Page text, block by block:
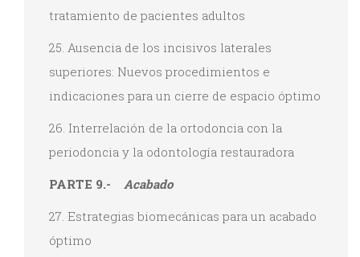
tratamiento de pacientes adultos
25. Ausencia de los incisivos laterales
superiores: Nuevos procedimientos e
indicaciones para un cierre de espacio óptimo
26. Interrelación de la ortodoncia con la
periodoncia y la odontología restauradora
PARTE 9.- Acabado
27. Estrategias biomecánicas para un acabado
óptimo